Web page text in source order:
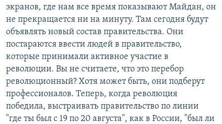
экранов, где нам все время показывают Майдан, он
не прекращается ни на минуту. Там сегодня будут
объявлять новый состав правительства. Они
постараются ввести людей в правительство,
которые принимали активное участие в
революции. Вы не считаете, что это перебор
революционный? Хотя может быть, они подберут
профессионалов. Теперь, когда революция
победила, выстраивать правительство по линии
"где ты был с 19 по 20 августа", как в России, "был ли